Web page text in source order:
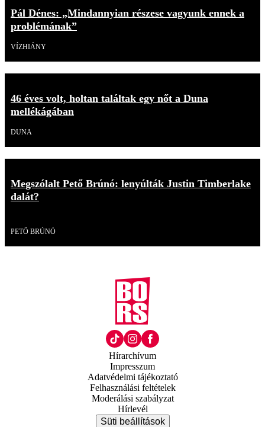
Pál Dénes: „Mindannyian részese vagyunk ennek a
problémának”
VÍZHIÁNY
46 éves volt, holtan találtak egy nőt a Duna
mellékágában
DUNA
Megszólalt Pető Brúnó: lenyúlták Justin Timberlake
dalát?
PETŐ BRÚNÓ
Hírarchívum
Impresszum
Adatvédelmi tájékoztató
Felhasználási feltételek
Moderálási szabályzat
Hírlevél
Süti beállítások